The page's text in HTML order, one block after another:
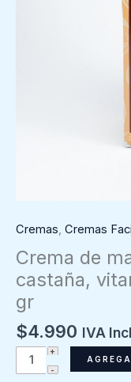
Cremas, Cremas
Crema de
castaña,
gr
$4.990 IVA
Crema
de